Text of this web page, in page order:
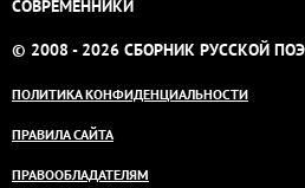
СОВРЕМЕННИКИ
© 2008 - 2026 СБОРНИК РУССКОЙ
ПОЛИТИКА КОНФИДЕНЦИАЛЬНОСТИ
ПРАВИЛА САЙТА
ПРАВООБЛАДАТЕЛЯМ